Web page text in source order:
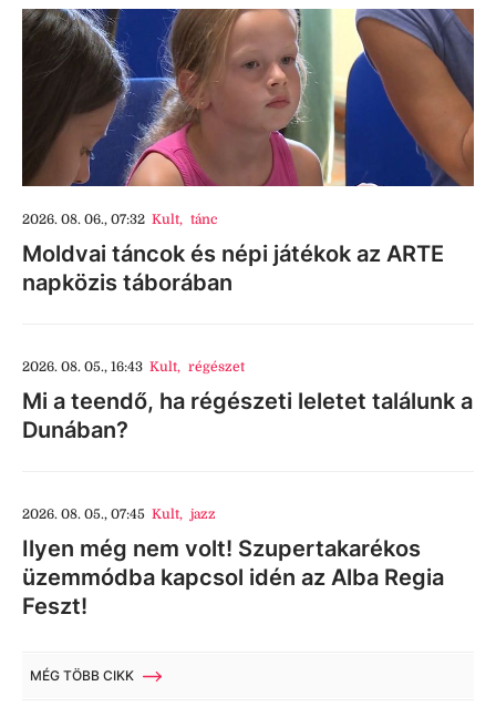
2026. 08. 06., 07:32 Kult, tánc
Moldvai táncok és népi játékok az ARTE
napközis táborában
2026. 08. 05., 16:43 Kult, régészet
Mi a teendő, ha régészeti leletet találunk a
Dunában?
2026. 08. 05., 07:45 Kult, jazz
Ilyen még nem volt! Szupertakarékos
üzemmódba kapcsol idén az Alba Regia
Feszt!
MÉG TÖBB CIKK